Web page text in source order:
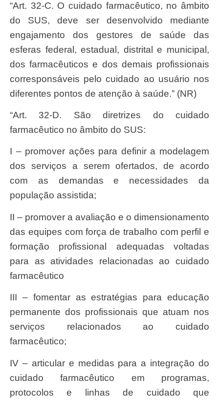
“Art. 32-C. O cuidado farmacêutico, no âmbito
do SUS, deve ser desenvolvido mediante
engajamento dos gestores de saúde das
esferas federal, estadual, distrital e municipal,
dos farmacêuticos e dos demais profissionais
corresponsáveis pelo cuidado ao usuário nos
diferentes pontos de atenção à saúde.” (NR)
“Art. 32-D. São diretrizes do cuidado
farmacêutico no âmbito do SUS:
I – promover ações para definir a modelagem
dos serviços a serem ofertados, de acordo
com as demandas e necessidades da
população assistida;
II – promover a avaliação e o dimensionamento
das equipes com força de trabalho com perfil e
formação profissional adequadas voltadas
para as atividades relacionadas ao cuidado
farmacêutico
III – fomentar as estratégias para educação
permanente dos profissionais que atuam nos
serviços relacionados ao cuidado
farmacêutico;
IV – articular e medidas para a integração do
cuidado farmacêutico em programas,
protocolos e linhas de cuidado que